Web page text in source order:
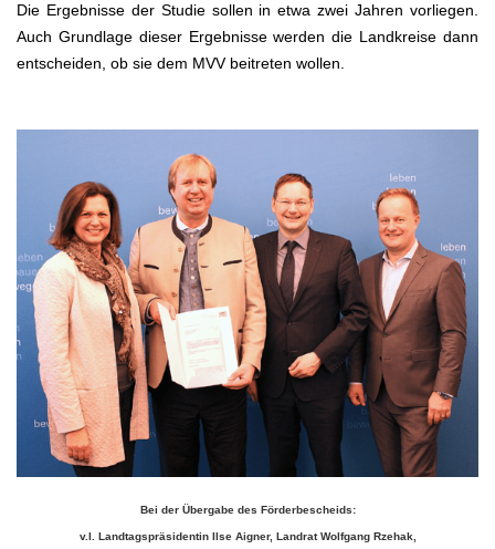
Die Ergebnisse der Studie sollen in etwa zwei Jahren vorliegen.
Auch Grundlage dieser Ergebnisse werden die Landkreise dann
entscheiden, ob sie dem MVV beitreten wollen.
Bei der Übergabe des Förderbescheids:
v.l. Landtagspräsidentin Ilse Aigner, Landrat Wolfgang Rzehak,